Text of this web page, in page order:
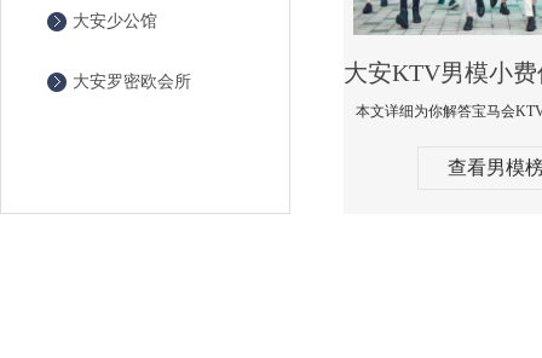
大安少公馆
大安罗密欧会所
查看男模